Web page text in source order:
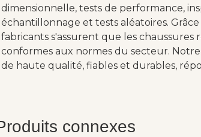
dimensionnelle, tests de performance,
échantillonnage et tests aléatoires.
fabricants s'assurent que les
conformes aux normes du secteur.
de haute qualité, fiables et durables,
connexes